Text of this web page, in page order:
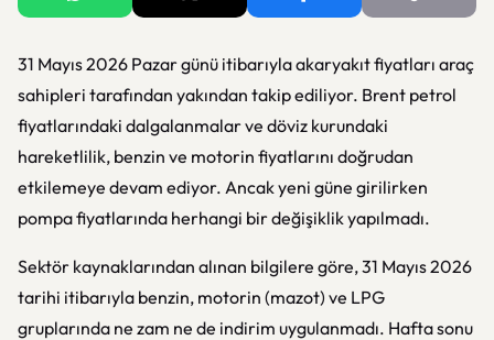
31 Mayıs 2026 Pazar günü itibarıyla akaryakıt fiyatları araç
sahipleri tarafından yakından takip ediliyor. Brent petrol
fiyatlarındaki dalgalanmalar ve döviz kurundaki
hareketlilik, benzin ve motorin fiyatlarını doğrudan
etkilemeye devam ediyor. Ancak yeni güne girilirken
pompa fiyatlarında herhangi bir değişiklik yapılmadı.
Sektör kaynaklarından alınan bilgilere göre, 31 Mayıs 2026
tarihi itibarıyla benzin, motorin (mazot) ve LPG
gruplarında ne zam ne de indirim uygulanmadı. Hafta sonu